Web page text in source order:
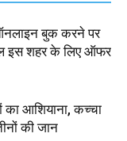
बुक करने पर
इस शहर के लिए ऑफर
का आशियाना, कच्चा
की जान